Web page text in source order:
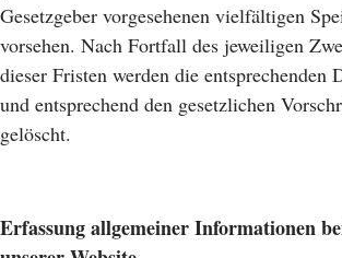
Gesetzgeber vorgesehenen vielfältigen
vorsehen. Nach Fortfall des jeweiligen
dieser Fristen werden die entsprechenden
und entsprechend den gesetzlichen
gelöscht.
Erfassung allgemeiner Informationen